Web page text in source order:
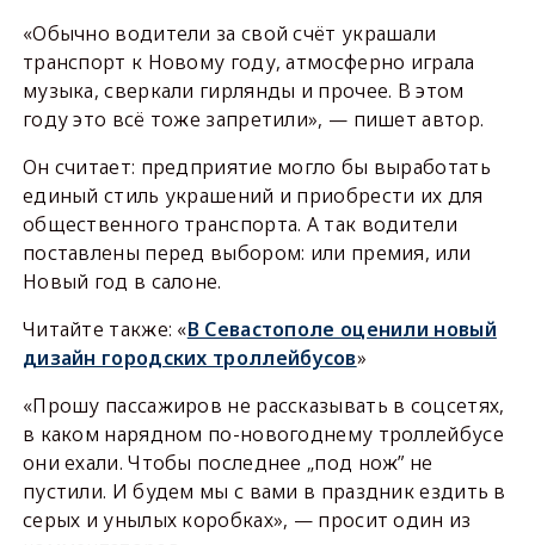
«Обычно водители за свой счёт украшали
транспорт к Новому году, атмосферно играла
музыка, сверкали гирлянды и прочее. В этом
году это всё тоже запретили», — пишет автор.
Он считает: предприятие могло бы выработать
единый стиль украшений и приобрести их для
общественного транспорта. А так водители
поставлены перед выбором: или премия, или
Новый год в салоне.
Читайте также: «В Севастополе оценили новый
дизайн городских троллейбусов»
«Прошу пассажиров не рассказывать в соцсетях,
в каком нарядном по-новогоднему троллейбусе
они ехали. Чтобы последнее „под нож” не
пустили. И будем мы с вами в праздник ездить в
серых и унылых коробках», — просит один из